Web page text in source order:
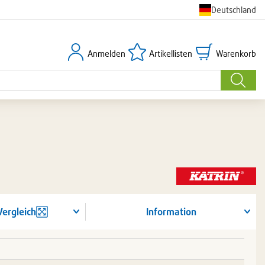
Deutschland
Suche
Anmelden
Anmelden Artikellisten
Artikellisten Warenkorb
Warenkorb
Information